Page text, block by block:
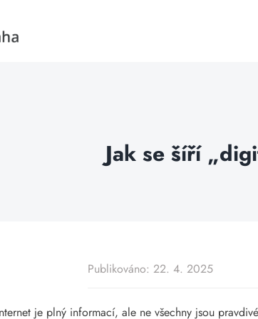
Jak se šíří
Publikováno: 22. 4. 2025
je plný informací, ale ne všechny jsou